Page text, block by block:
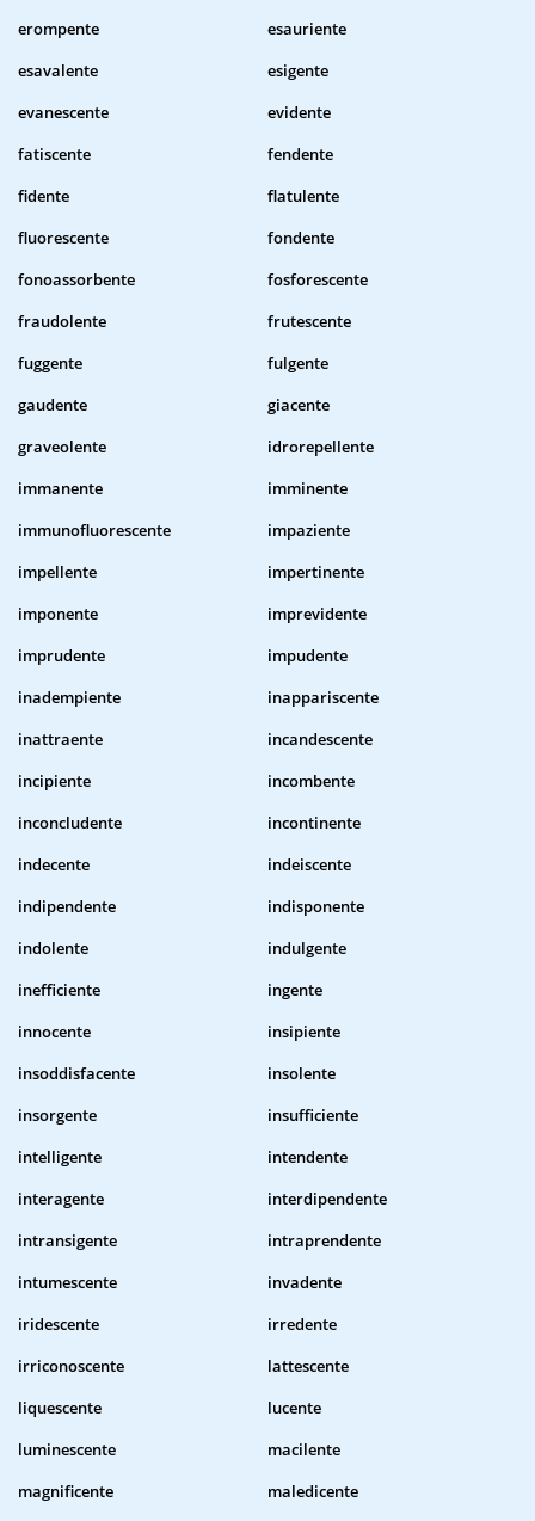
erompente
esauriente
esavalente
esigente
evanescente
evidente
fatiscente
fendente
fidente
flatulente
fluorescente
fondente
fonoassorbente
fosforescente
fraudolente
frutescente
fuggente
fulgente
gaudente
giacente
graveolente
idrorepellente
immanente
imminente
immunofluorescente
impaziente
impellente
impertinente
imponente
imprevidente
imprudente
impudente
inadempiente
inappariscente
inattraente
incandescente
incipiente
incombente
inconcludente
incontinente
indecente
indeiscente
indipendente
indisponente
indolente
indulgente
inefficiente
ingente
innocente
insipiente
insoddisfacente
insolente
insorgente
insufficiente
intelligente
intendente
interagente
interdipendente
intransigente
intraprendente
intumescente
invadente
iridescente
irredente
irriconoscente
lattescente
liquescente
lucente
luminescente
macilente
magnificente
maledicente